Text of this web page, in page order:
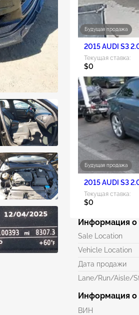
Будущая продажа
2015 AUDI S3
Текущая ставка:
$0
Будущая продажа
2015 AUDI S3
Текущая ставка:
$0
Информация о
Sale Location
Vehicle Location
Дата продажи
Lane/Run/Aisle/
Информация о
ВИН